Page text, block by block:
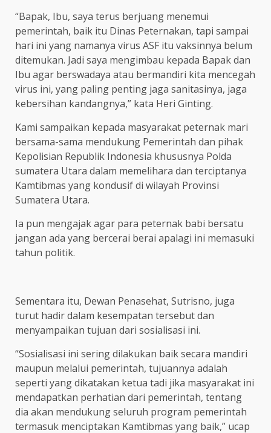
“Bapak, Ibu, saya terus berjuang menemui
pemerintah, baik itu Dinas Peternakan, tapi sampai
hari ini yang namanya virus ASF itu vaksinnya belum
ditemukan. Jadi saya mengimbau kepada Bapak dan
Ibu agar berswadaya atau bermandiri kita mencegah
virus ini, yang paling penting jaga sanitasinya, jaga
kebersihan kandangnya,” kata Heri Ginting.
Kami sampaikan kepada masyarakat peternak mari
bersama-sama mendukung Pemerintah dan pihak
Kepolisian Republik Indonesia khususnya Polda
sumatera Utara dalam memelihara dan terciptanya
Kamtibmas yang kondusif di wilayah Provinsi
Sumatera Utara.
Ia pun mengajak agar para peternak babi bersatu
jangan ada yang bercerai berai apalagi ini memasuki
tahun politik.
Sementara itu, Dewan Penasehat, Sutrisno, juga
turut hadir dalam kesempatan tersebut dan
menyampaikan tujuan dari sosialisasi ini.
“Sosialisasi ini sering dilakukan baik secara mandiri
maupun melalui pemerintah, tujuannya adalah
seperti yang dikatakan ketua tadi jika masyarakat ini
mendapatkan perhatian dari pemerintah, tentang
dia akan mendukung seluruh program pemerintah
termasuk menciptakan Kamtibmas yang baik,” ucap